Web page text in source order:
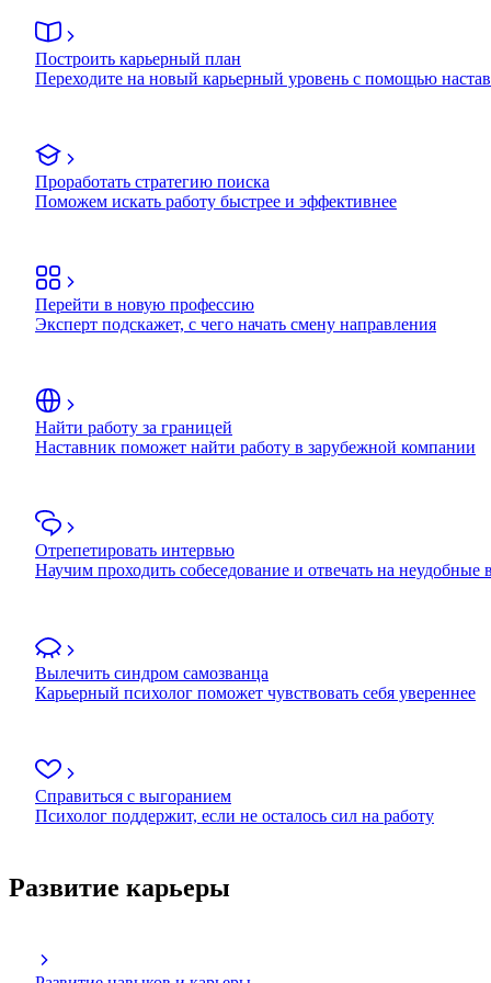
Построить карьерный план
Переходите на новый карьерный уровень с помощью
Проработать стратегию поиска
Поможем искать работу быстрее и эффективнее
Перейти в новую профессию
Эксперт подскажет, с чего начать смену направления
Найти работу за границей
Наставник поможет найти работу в зарубежной компании
Отрепетировать интервью
Научим проходить собеседование и отвечать на неудобные
Вылечить синдром самозванца
Карьерный психолог поможет чувствовать себя увереннее
Справиться с выгоранием
Психолог поддержит, если не осталось сил на работу
Развитие карьеры